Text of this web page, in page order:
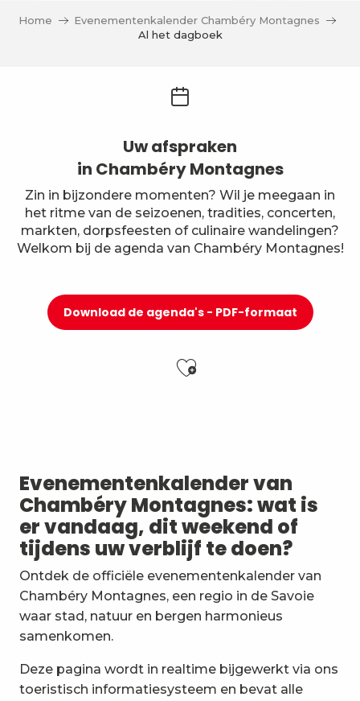
Home
Evenementenkalender Chambéry Montagnes
Al het dagboek
Uw afspraken
in Chambéry Montagnes
Zin in bijzondere momenten? Wil je meegaan in
het ritme van de seizoenen, tradities, concerten,
markten, dorpsfeesten of culinaire wandelingen?
Welkom bij de agenda van Chambéry Montagnes!
Download de agenda's - PDF-formaat
Ajouter aux
7ème Symposium de sculpture et rencontre
Exposition : Messages/Images, graphisme d'intérêt
Exposition de peinture Martine Sainte Mareville
Festi'Fecl
Festival Musique et Nature en Bauges
Visita guidata : la Santa Capella e il Castello dei Duchi
Passage en mode estival des piscines
Exposition : Quand la matière s'éveille
Visite commentée : A la Découverte de la Nuit
Evenementenkalender van
Chambéry Montagnes: wat is
er vandaag, dit weekend of
tijdens uw verblijf te doen?
Ontdek de officiële evenementenkalender van
Chambéry Montagnes, een regio in de Savoie
waar stad, natuur en bergen harmonieus
samenkomen.
Deze pagina wordt in realtime bijgewerkt via ons
toeristisch informatiesysteem en bevat alle